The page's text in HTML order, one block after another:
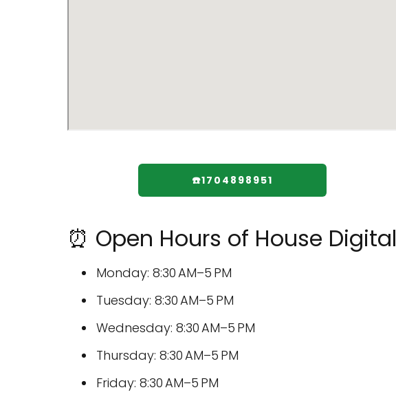
☎️1704898951
⏰ Open Hours of House Digital
Monday: 8:30 AM–5 PM
Tuesday: 8:30 AM–5 PM
Wednesday: 8:30 AM–5 PM
Thursday: 8:30 AM–5 PM
Friday: 8:30 AM–5 PM